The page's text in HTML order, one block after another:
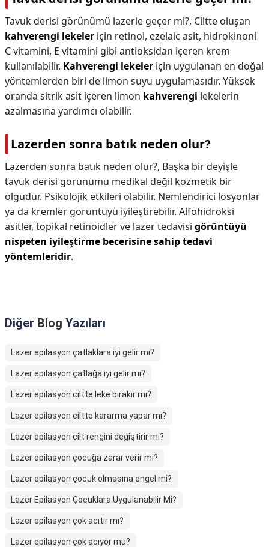
Tavuk derisi görünümü lazerle geçer mi?, Ciltte oluşan
kahverengi lekeler için retinol, ezelaic asit, hidrokinoni
C vitamini, E vitamini gibi antioksidan içeren krem
kullanılabilir. Kahverengi lekeler için uygulanan en doğal
yöntemlerden biri de limon suyu uygulamasıdır. Yüksek
oranda sitrik asit içeren limon kahverengi lekelerin
azalmasına yardımcı olabilir.
Lazerden sonra batık neden olur?
Lazerden sonra batık neden olur?, Başka bir deyişle
tavuk derisi görünümü medikal değil kozmetik bir
olgudur. Psikolojik etkileri olabilir. Nemlendirici losyonlar
ya da kremler görüntüyü iyileştirebilir. Alfohidroksi
asitler, topikal retinoidler ve lazer tedavisi görüntüyü
nispeten iyileştirme becerisine sahip tedavi
yöntemleridir.
Diğer Blog Yazıları
Lazer epilasyon çatlaklara iyi gelir mi?
Lazer epilasyon çatlağa iyi gelir mi?
Lazer epilasyon ciltte leke bırakır mı?
Lazer epilasyon ciltte kararma yapar mı?
Lazer epilasyon cilt rengini değiştirir mi?
Lazer epilasyon çocuğa zarar verir mi?
Lazer epilasyon çocuk olmasına engel mi?
Lazer Epilasyon Çocuklara Uygulanabilir Mi?
Lazer epilasyon çok acıtır mı?
Lazer epilasyon çok acıyor mu?